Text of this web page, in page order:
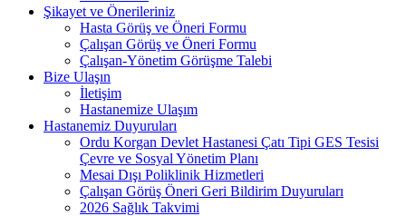
Şikayet ve Önerileriniz
Hasta Görüş ve Öneri Formu
Çalışan Görüş ve Öneri Formu
Çalışan-Yönetim Görüşme Talebi
Bize Ulaşın
İletişim
Hastanemize Ulaşım
Hastanemiz Duyuruları
Ordu Korgan Devlet Hastanesi Çatı Tipi GES Tesisi
Çevre ve Sosyal Yönetim Planı
Mesai Dışı Poliklinik Hizmetleri
Çalışan Görüş Öneri Geri Bildirim Duyuruları
2026 Sağlık Takvimi